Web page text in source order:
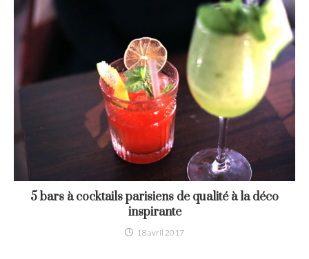
5 bars à cocktails parisiens de qualité à la déco
inspirante
18 avril 2017